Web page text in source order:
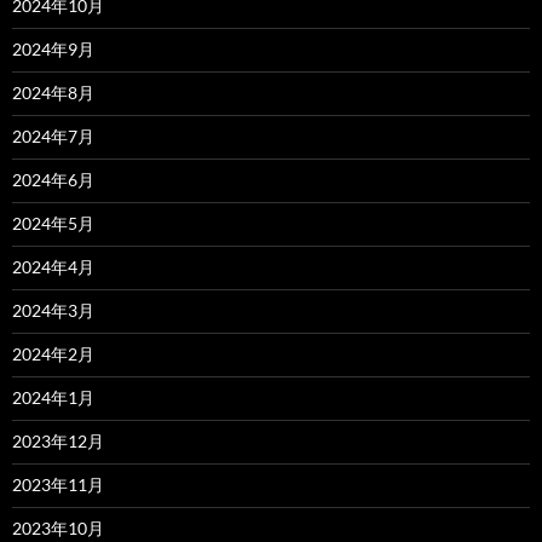
2024年10月
2024年9月
2024年8月
2024年7月
2024年6月
2024年5月
2024年4月
2024年3月
2024年2月
2024年1月
2023年12月
2023年11月
2023年10月